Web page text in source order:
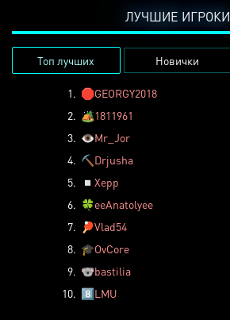
ЛУЧШИЕ ИГРОКИ
Топ лучших Новички
1. 🛑GEORGY2018
2. 🏕️1811961
3. 👁️Mr_Jor
4. ⛏️ Drjusha
5.
◽ Xepp
6. 🍀eeAnatolyee
7.
🏓Vlad54
8. 🎓OvCore
9. 🐨bastilia
10. 8️⃣LMU